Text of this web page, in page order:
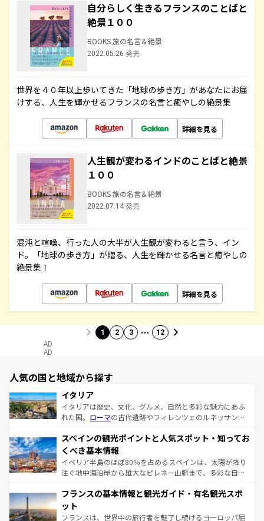
自分らしく生きるフランスのことばと
絶景１００
BOOKS 旅の名言＆絶景
2022.05.26 発売
世界を４０年以上歩いてきた「地球の歩き方」があなたにお届
けする、人生を輝かせるフランスの名言と癒やしの絶景集
詳細を見る
人生観が変わるインドのことばと絶景
１００
BOOKS 旅の名言＆絶景
2022.07.14 発売
混沌と喧噪、行った人の大半が人生観が変わると言う、イン
ド。「地球の歩き方」が贈る、人生を輝かせる名言と癒やしの
絶景集！
詳細を見る
1 2 3 … 12
AD
AD
人気の国と地域から探す
イタリア
イタリアは歴史、文化、グルメ、自然と多彩な魅力にあふ
れた国。 ローマの古代遺跡やフィレンツェのルネッサンス
ろん、トスカーナの美しい田園風景やアマルフィ海岸の絶
景など、自然景観も見逃せない。観光の合間には、本場の
ピザやパスタなど、絶品のイタリア料理を堪能することも
できる。朝目覚めてから夜眠るまで、すべての瞬間を楽し
なお、新着のイタリア情報はコンテンツ一覧を参照してほ
しい。
スペインの観光ポイントと人気スポット・知ってお
くべき基本情報
イベリア半島のほぼ80％を占めるスペインは、太陽が降り
注ぐ地中海沿岸から雄大なピレネー山脈まで、多彩な自然
文化が根付くこの国では、情熱的なフラメンコ、熱気あふ
れる闘牛、そして美味しいタパスが生活の一部となってい
る。首都マドリードの洗練された雰囲気や、バルセロナの
フランスの基本情報と観光ガイド・有名観光スポ
ット
フランスは、世界中の旅行者を魅了し続けるヨーロッパ屈